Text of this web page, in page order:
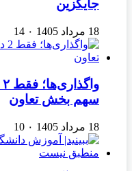
جایگزین
18 مرداد 1405 ۰ 14
سهم بخش تعاون
18 مرداد 1405 ۰ 10